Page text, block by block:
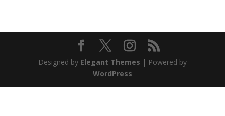
Designed by Elegant Themes | Powered by
WordPress